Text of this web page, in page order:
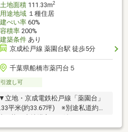
土地面積111.33m2
用途地域１種住居
建ぺい率60%
容積率200%
建築条件あり
京成松戸線 薬園台駅 徒歩5分
千葉県船橋市薬円台５
渡し可
地・京成電鉄松戸線「薬園台」
平米(約33.67坪) ※別途私道約
周辺環境・コープ薬円台店 徒歩4